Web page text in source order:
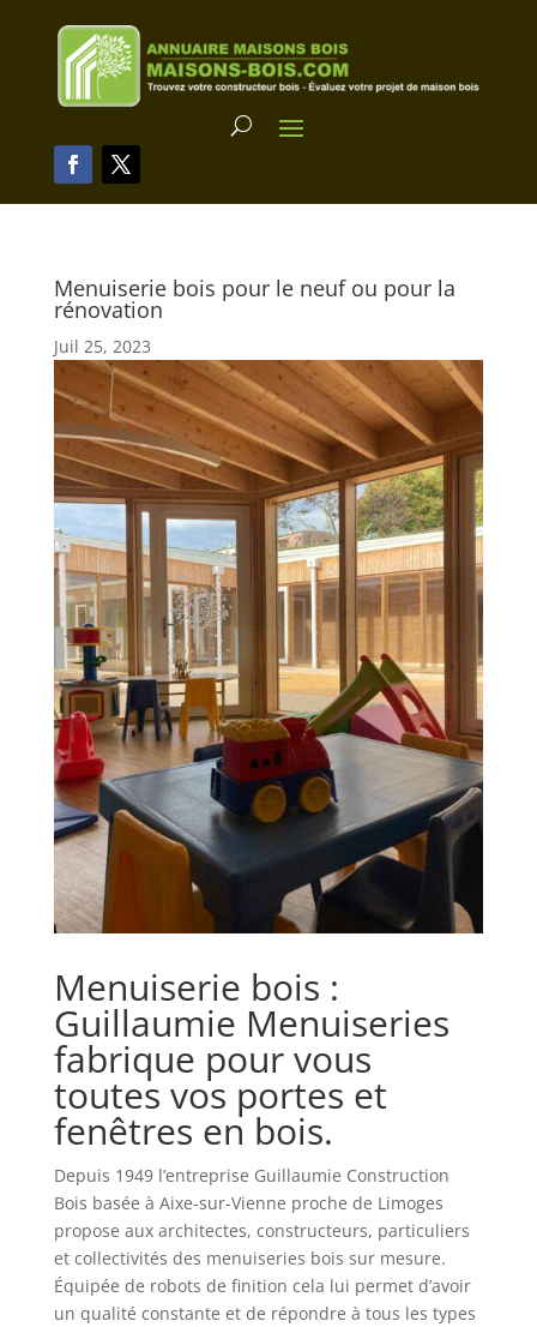
Menuiserie bois pour le neuf ou pour la
rénovation
Juil 25, 2023
Menuiserie bois :
Guillaumie Menuiseries
fabrique pour vous
toutes vos portes et
fenêtres en bois.
Depuis 1949 l’entreprise Guillaumie Construction
Bois basée à Aixe-sur-Vienne proche de Limoges
propose aux architectes, constructeurs, particuliers
et collectivités des menuiseries bois sur mesure.
Équipée de robots de finition cela lui permet d’avoir
un qualité constante et de répondre à tous les types